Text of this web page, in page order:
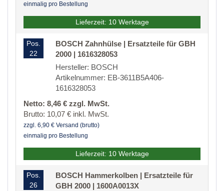
einmalig pro Bestellung
Lieferzeit: 10 Werktage
Pos.
22
BOSCH Zahnhülse | Ersatzteile für GBH
2000 | 1616328053
Hersteller: BOSCH
Artikelnummer: EB-3611B5A406-
1616328053
Netto: 8,46 € zzgl. MwSt.
Brutto: 10,07 € inkl. MwSt.
zzgl. 6,90 € Versand (brutto)
einmalig pro Bestellung
Lieferzeit: 10 Werktage
Pos.
26
BOSCH Hammerkolben | Ersatzteile für
GBH 2000 | 1600A0013X